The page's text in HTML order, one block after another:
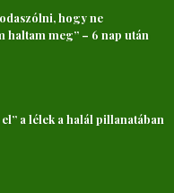
hogy ne
haltam meg” – 6 nap után
a lélek a halál pillanatában